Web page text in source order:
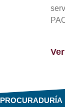
PROCURADURÍA